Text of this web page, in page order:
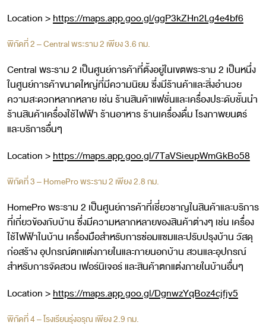
Location >https://maps.app.goo.gl/ggP3kZHn2Lg4e4bf6
พิกัดที่ 2 – Central พระราม 2 เพียง 3.6 กม.
Central พระราม 2 เป็นศูนย์การค้าที่ตั้งอยู่ในเขตพระราม 2 เป็นหนึ่ง
ในศูนย์การค้าขนาดใหญ่ที่มีความนิยม ซึ่งมีร้านค้าและสิ่งอำนวย
ความสะดวกหลากหลาย เช่น ร้านสินค้าแฟชั่นและเครื่องประดับชั้นนำ
ร้านสินค้าเครื่องใช้ไฟฟ้า ร้านอาหาร ร้านเครื่องดื่ม โรงภาพยนตร์
และบริการอื่นๆ
Location >https://maps.app.goo.gl/7TaVSieupWmGkBo58
พิกัดที่ 3 – HomePro พระราม 2 เพียง 2.8 กม.
HomePro พระราม 2 เป็นศูนย์การค้าที่เชี่ยวชาญในสินค้าและบริการ
ที่เกี่ยวข้องกับบ้าน ซึ่งมีความหลากหลายของสินค้าต่างๆ เช่น เครื่อง
ใช้ไฟฟ้าในบ้าน เครื่องมือสำหรับการซ่อมแซมและปรับปรุงบ้าน วัสดุ
ก่อสร้าง อุปกรณ์ตกแต่งภายในและภายนอกบ้าน สวนและอุปกรณ์
สำหรับการจัดสวน เฟอร์นิเจอร์ และสินค้าตกแต่งภายในบ้านอื่นๆ
Location >https://maps.app.goo.gl/DgnwzYqBoz4cjfjv5
พิกัดที่ 4 – โรงเรียนรุ่งอรุณ เพียง 2.9 กม.